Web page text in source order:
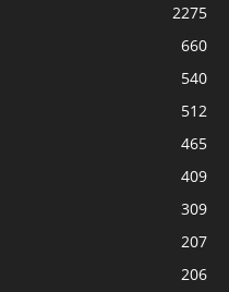
2275
660
540
512
465
409
309
207
206